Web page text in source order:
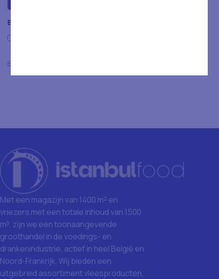
Beoordelingen
Er zijn nog geen beoordelingen.
Met een magazijn van 1400 m² en
vriezers met een totale inhoud van 1500
m³, zijn we een toonaangevende
groothandel in de voedings- en
drankenindustrie, actief in heel België en
Noord-Frankrijk. Wij bieden een
uitgebreid assortiment vleesproducten,